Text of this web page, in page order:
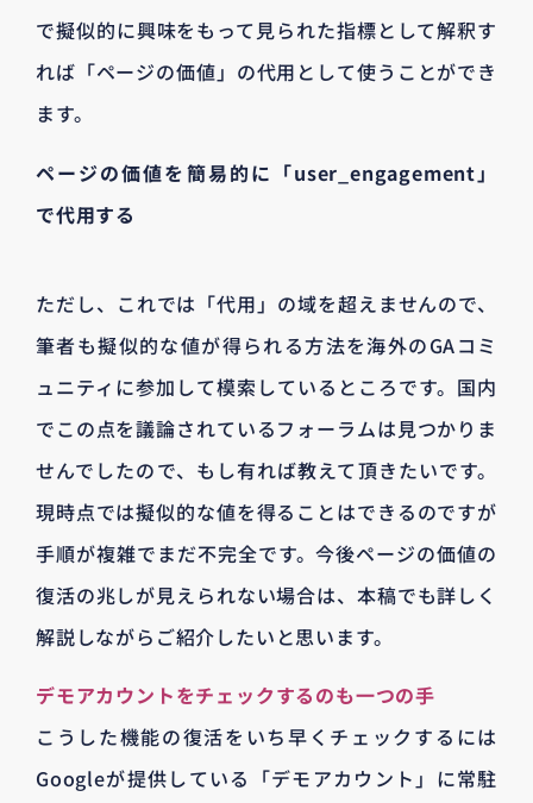
で擬似的に興味をもって見られた指標として解釈す
れば「ページの価値」の代用として使うことができ
ます。
ページの価値を簡易的に「user_engagement」
で代用する
ただし、これでは「代用」の域を超えませんので、
筆者も擬似的な値が得られる方法を海外のGAコミ
ュニティに参加して模索しているところです。国内
でこの点を議論されているフォーラムは見つかりま
せんでしたので、もし有れば教えて頂きたいです。
現時点では擬似的な値を得ることはできるのですが
手順が複雑でまだ不完全です。今後ページの価値の
復活の兆しが見えられない場合は、本稿でも詳しく
解説しながらご紹介したいと思います。
デモアカウントをチェックするのも一つの手
こうした機能の復活をいち早くチェックするには
Googleが提供している「デモアカウント」に常駐